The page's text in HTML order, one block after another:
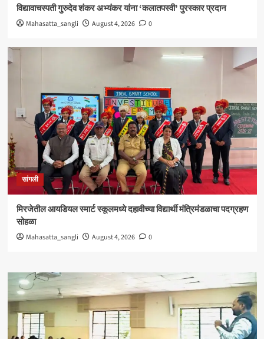
विद्यावाचस्पती गुरुदेव शंकर अभ्यंकर यांना ‘कलातपस्वी’ पुरस्कार प्रदान
Mahasatta_sangli August 4, 2026 0
सांगली
मिरजेतील आयडियल स्मार्ट स्कूलमध्ये दहावीच्या विद्यार्थी मंत्रिमंडळाचा पदग्रहण
सोहळा
Mahasatta_sangli August 4, 2026 0